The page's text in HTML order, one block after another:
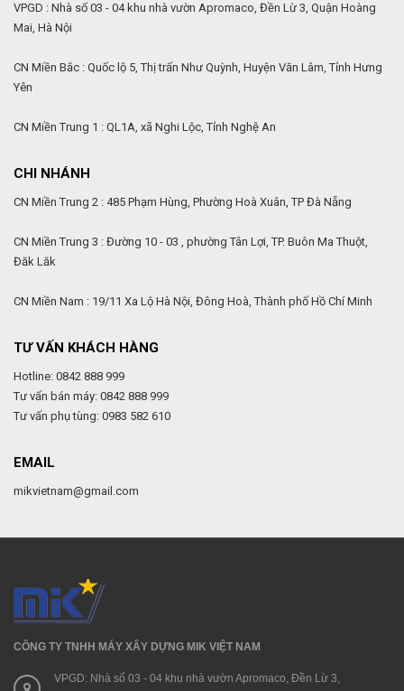
VPGD : Nhà số 03 - 04 khu nhà vườn Apromaco, Đền Lừ 3, Quận Hoàng
Mai, Hà Nội
CN Miền Bắc : Quốc lộ 5, Thị trấn Như Quỳnh, Huyện Văn Lâm, Tỉnh Hưng
Yên
CN Miền Trung 1 : QL1A, xã Nghi Lộc, Tỉnh Nghệ An
CHI NHÁNH
CN Miền Trung 2 : 485 Phạm Hùng, Phường Hoà Xuân, TP Đà Nẵng
CN Miền Trung 3 : Đường 10 - 03 , phường Tân Lợi, TP. Buôn Ma Thuột,
Đăk Lăk
CN Miền Nam : 19/11 Xa Lộ Hà Nội, Đông Hoà, Thành phố Hồ Chí Minh
TƯ VẤN KHÁCH HÀNG
Hotline: 0842 888 999
Tư vấn bán máy: 0842 888 999
Tư vấn phụ tùng: 0983 582 610
EMAIL
mikvietnam@gmail.com
CÔNG TY TNHH MÁY XÂY DỰNG MIK VIỆT NAM
VPGD: Nhà số 03 - 04 khu nhà vườn Apromaco, Đền Lừ 3,